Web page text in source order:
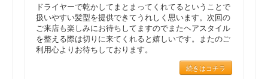
ドライヤーで乾かしてまとまってくれてるということで
扱いやすい髪型を提供できてうれしく思います。次回の
ご来店も楽しみにお待ちしてますのでまたヘアスタイル
を整える際は切りに来てくれると嬉しいです。またのご
利用心よりお待ちしております。
続きはコチラ